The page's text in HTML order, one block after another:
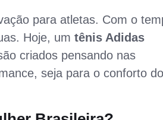
para atletas. Com o
Hoje, um tênis Adidas
criados pensando nas
seja para o conforto